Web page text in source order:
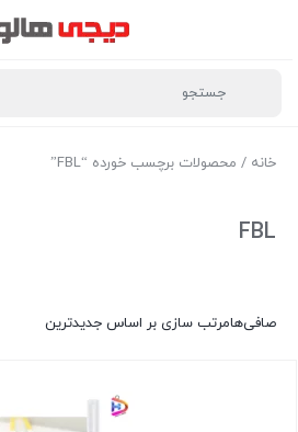
خانه / محصولات برچسب خورده “FBL”
FBL
صافی‌هامرتب سازی بر اساس جدیدترین